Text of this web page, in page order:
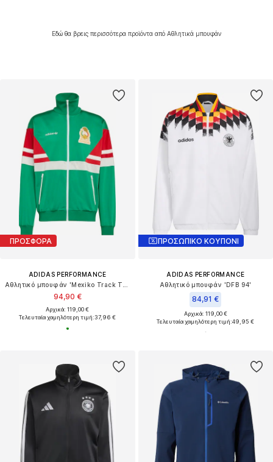
Εδώ θα βρεις περισσότερα προϊόντα από Αθλητικά μπουφάν
ΠΡΟΣΦΟΡΑ
ADIDAS PERFORMANCE
94,90 €
Αρχικά: 119,00 €
Τελευταία χαμηλότερη τιμή:37,96 €
ΠΡΟΣΩΠΙΚΟ ΚΟΥΠΟΝΙ
ADIDAS PERFORMANCE
Αθλητικό μπουφάν 'DFB 94'
84,91 €
Αρχικά: 119,00 €
Τελευταία χαμηλότερη τιμή:49,95 €